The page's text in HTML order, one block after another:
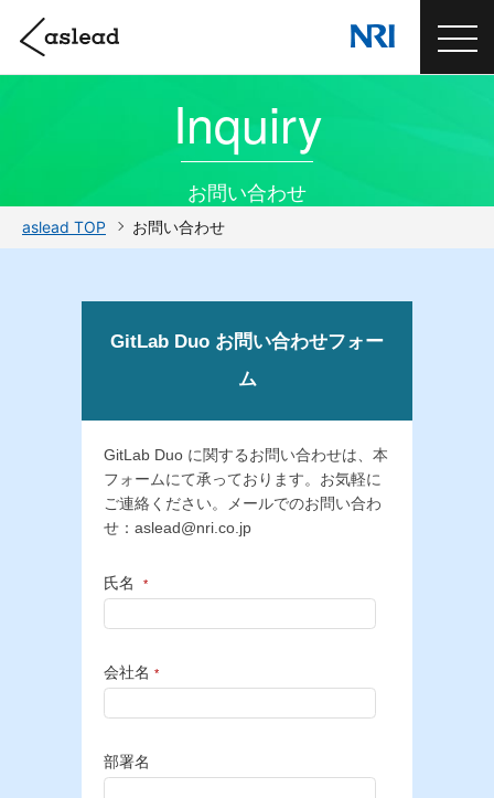
Inquiry
お問い合わせ
aslead TOP お問い合わせ
GitLab Duo お問い合わせフォー
ム
GitLab Duo に関するお問い合わせは、本
フォームにて承っております。お気軽に
ご連絡ください。メールでのお問い合わ
せ：aslead@nri.co.jp
氏名 *
会社名 *
部署名